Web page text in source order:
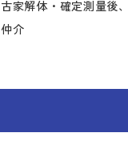
古家解体・確定測量後
仲介